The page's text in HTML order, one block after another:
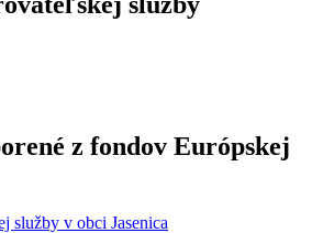
z fondov Európskej
služby v obci Jasenica